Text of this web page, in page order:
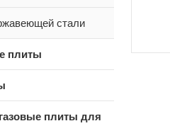
стали
плиты
плиты для